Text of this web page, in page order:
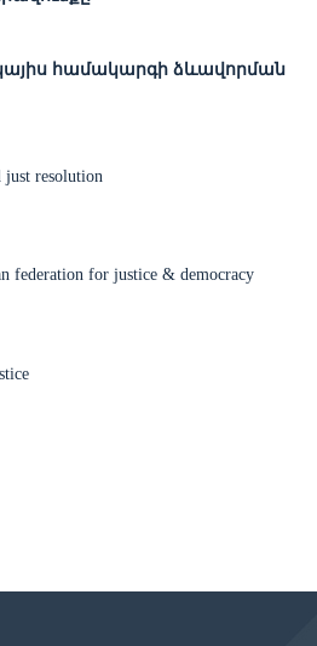
համակարգի ձևավորման
just resolution
federation for justice & democracy